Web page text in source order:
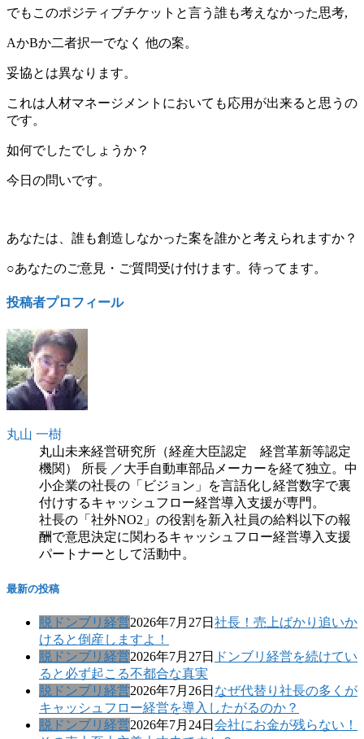
でもこのポジティブチケットと言う誰も考えなかった思考,
AかBか二者択一でなく 他の案。
妥協とは異なります。
これは人材マネージメントにおいても応用が出来ると思うの
です。
如何でしたでしょうか？
今日の問いです。
あなたは、誰も創造しなかった案を誰かと考えられますか？
○あなたのご意見・ご質問受け付けます。待ってます。
投稿者プロフィール
丸山 一樹
丸山未来経営研究所（経産大臣認定 経営革新等認定
機関） 所長 ／大手自動車部品メーカーを経て独立。中
小企業の社長の「ビジョン」を言語化し経営数字で裏
付けするキャッシュフロー経営導入支援が専門。
社長の「社外NO2」の役割を新入社員の給料以下の報
酬で意思決定に関わるキャッシュフロー経営導入支援
パートナーとして活動中。
最新の投稿
脱ドンブリ経営2026年7月27日 社長！売上ばかり追いか
けると倒産しますよ！
脱ドンブリ経営2026年7月27日 ドンブリ経営を続けてい
ると必ず起こる不都合な真実
脱ドンブリ経営2026年7月26日 なぜ代替り社長の多くが
キャッシュフロー経営を導入したがるのか？
脱ドンブリ経営2026年7月24日 会社にお金が残らない！